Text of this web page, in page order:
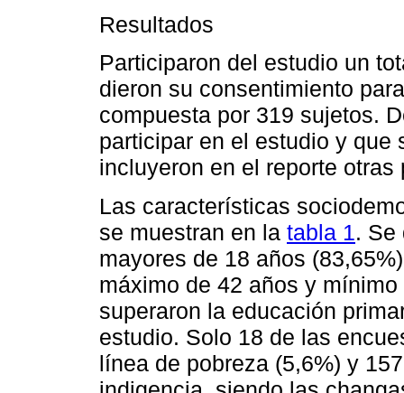
Resultados
Participaron del estudio un
dieron su consentimiento
compuesta por 319 sujetos.
participar en el estudio y que
incluyeron en el reporte
Las características
se muestran en la tabla 1 . Se
mayores de 18 años
máximo de 42 años y
superaron la educación
estudio. Solo 18 de las
línea de pobreza (5,6%) y